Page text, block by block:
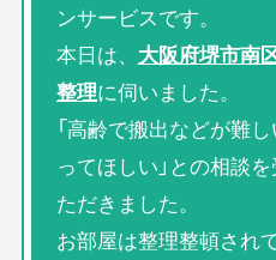
ンサービスです。
本日は、 大阪府堺市南
整理に伺いました。
「高齢で搬出などが難
ってほしい」との相談
ただきました。
お部屋は整理整頓され